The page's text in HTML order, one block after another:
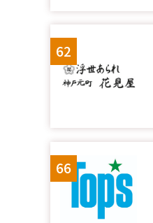
62
66